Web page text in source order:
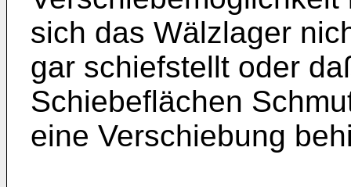
sich das Wälzlager
gar schiefstellt oder
Schiebeflächen
eine Verschiebung